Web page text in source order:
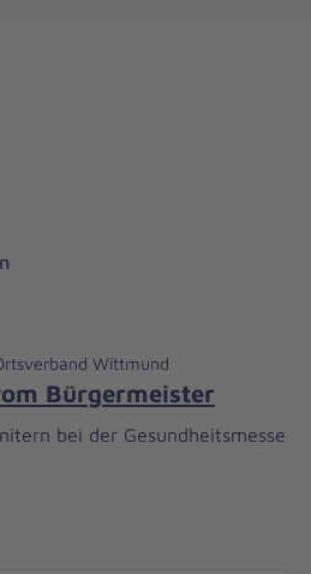
Wittmund
Bürgermeister
bei der Gesundheitsmesse